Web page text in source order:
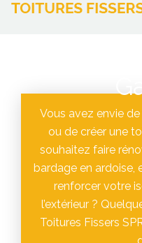
Vous avez envie
ou de créer une
souhaitez faire
bardage en ardoise,
renforcer votre
l’extérieur ?
Toitures Fissers